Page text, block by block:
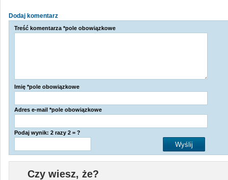
Dodaj komentarz
Treść komentarza *pole obowiązkowe
Imię *pole obowiązkowe
Adres e-mail *pole obowiązkowe
Podaj wynik: 2 razy 2 = ?
Czy wiesz, że?